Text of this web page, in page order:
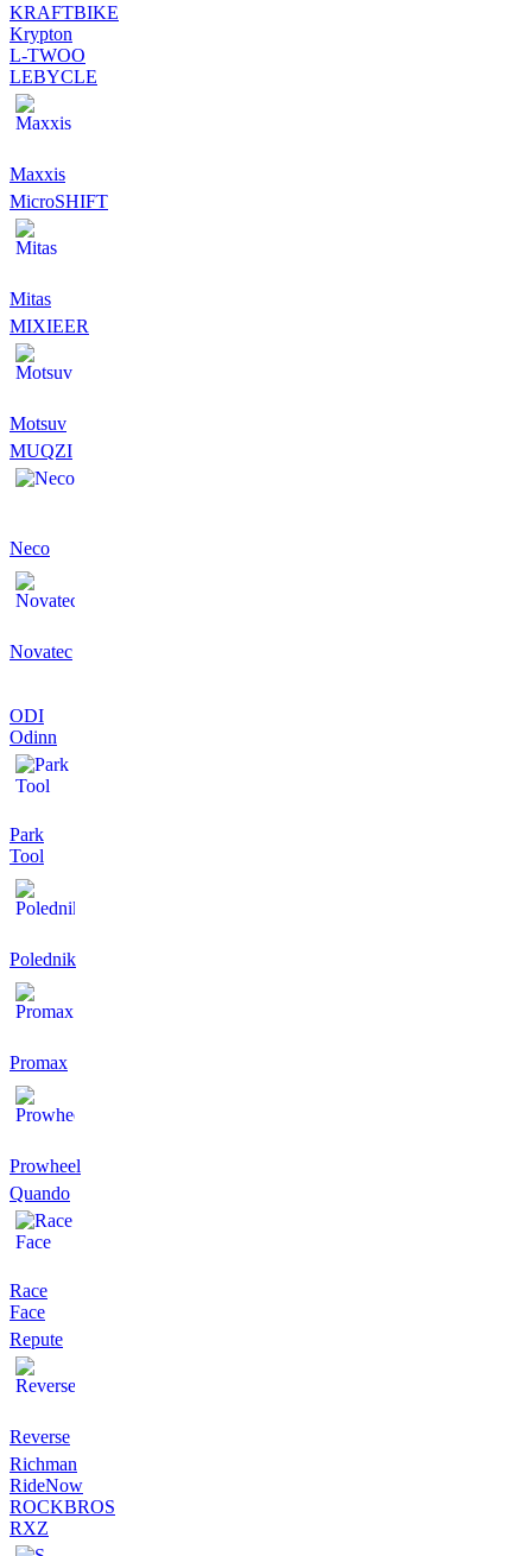
KRAFTBIKE
Krypton
L-TWOO
LEBYCLE
Maxxis
MicroSHIFT
Mitas
MIXIEER
Motsuv
MUQZI
Neco
Novatec
ODI
Odinn
Park
Tool
Polednik
Promax
Prowheel
Quando
Race
Face
Repute
Reverse
Richman
RideNow
ROCKBROS
RXZ